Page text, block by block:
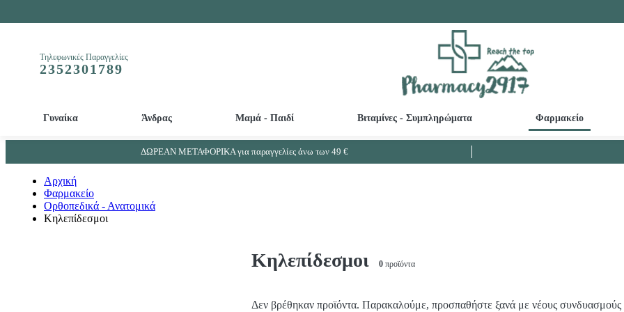
Τηλεφωνικές Παραγγελίες
2352301789
Γυναίκα Άνδρας Μαμά - Παιδί Βιταμίνες - Συμπληρώματα Φαρμακείο
ΔΩΡΕΑΝ ΜΕΤΑΦΟΡΙΚΑ για παραγγελίες άνω των 49 €
Αρχική
Φαρμακείο
Ορθοπεδικά - Ανατομικά
Κηλεπίδεσμοι
Κηλεπίδεσμοι 0 προϊόντα
Δεν βρέθηκαν προϊόντα. Παρακαλούμε, προσπαθήστε ξανά με νέους συνδυασμούς